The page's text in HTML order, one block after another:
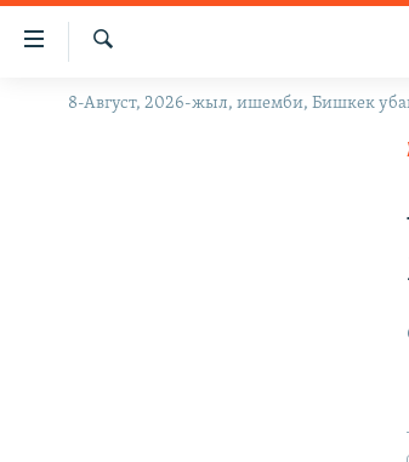
Линктер
Мазмунга
Навигацияга
ЖАҢЫЛЫКТАР
Издөө
8-Август, 2026-жыл, ишемби, Бишкек